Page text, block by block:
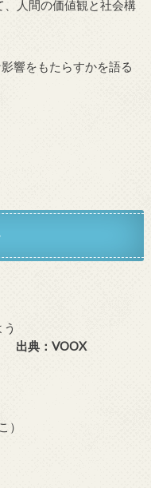
人間の価値観と社会構
響をもたらすかを語る
出典：VOOX
）